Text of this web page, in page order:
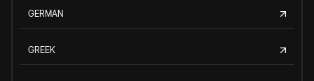
GERMAN
GREEK